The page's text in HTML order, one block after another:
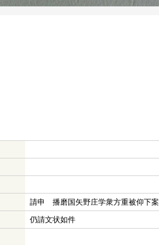
請申 播磨国矢野庄学衆方重被仰下案
仍請文状如件